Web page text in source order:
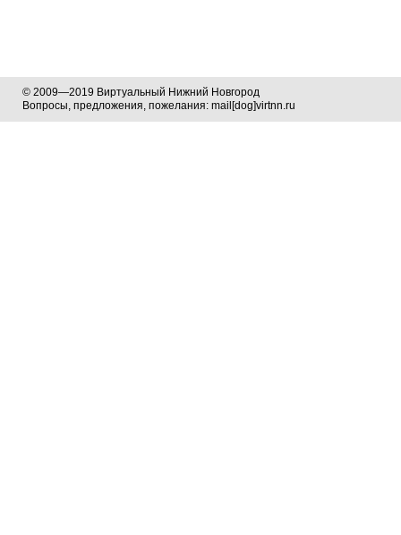
© 2009—2019 Виртуальный Нижний Новгород
Вопросы, предложения, пожелания: mail[dog]virtnn.ru